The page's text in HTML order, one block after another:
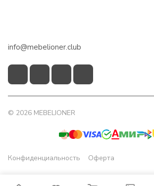
info@mebelioner.club
© 2026 MEBELIONER
Конфиденциальность Оферта